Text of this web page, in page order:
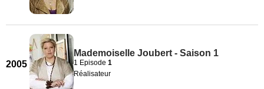
2005
Mademoiselle Joubert - Saison 1
1 Episode 1
Réalisateur